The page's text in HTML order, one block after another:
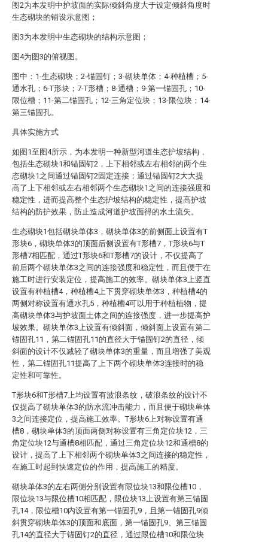
图2为本发明中护坡面的实际倾斜角度大于设定倾斜角度时
生态砌块的铺设示意图；
图3为本发明中生态砌块的结构示意图；
图4为图3的俯视图。
图中：1-生态砌块；2-锚固钉；3-砌块单体；4-种植槽；5-
通水孔；6-T形块；7-T形槽；8-通槽；9-第一锚固孔；10-
限位槽；11-第二锚固孔；12-三角定位块；13-限位块；14-
第三锚固孔。
具体实施方式
如图1至图4所示，为本发明一种新型河道生态护坡结构，
包括生态砌块1和锚固钉2，上下相邻或左右相邻的两个生
态砌块1之间通过锚固钉2固定连接；通过锚固钉2大大提
高了上下相邻或左右相邻两个生态砌块1之间的连接强度和
稳定性，进而提高整个生态护坡结构的稳定性，提高护坡
结构的防护效果，防止造成河道护坡面得的水土流失。
生态砌块1包括砌块单体3，砌块单体3的前侧面上设置有T
形块6，砌块单体3的顶面后侧设置有T形槽7，T形块6与T
形槽7相匹配，通过T形块6和T形槽7的设计，不仅提高了
前后两个砌块单体3之间的连接强度和稳定性，而且便于在
施工时进行安装定位，提高施工的效率。砌块单体3上竖直
设置有种植槽4，种植槽4上下贯穿砌块单体3，种植槽4的
两侧对称设置有通水孔5，种植槽4可以用于种植植物，提
高砌块单体3与护坡面土体之间的连接强度，进一步提高护
坡效果。砌块单体3上设置有倾斜面，倾斜面上设置有第二
锚固孔11，第二锚固孔11的直径大于锚固钉2的直径，倾
斜面的设计不仅减轻了砌块单体3的重量，而且增强了美观
性，第二锚固孔11提高了上下两个砌块单体3连接时的稳
定性和可靠性。
T形块6和T形槽7上均设置有波浪条纹，破浪条纹的设计不
仅提高了砌块单体3的防水流冲击能力，而且便于砌块单体
3之间连接定位，提高施工效率。T形块6上对称设置有通
槽8，砌块单体3的顶面两侧对称设置有三角定位块12，三
角定位块12与通槽8相匹配，通过三角定位块12和通槽8的
设计，提高了上下相邻两个砌块单体3之间连接的稳定性，
在施工时起到快速定位的作用，提高施工的精度。
砌块单体3的左右两侧分别设置有限位块13和限位槽10，
限位块13与限位槽10相匹配，限位块13上设置有第三锚固
孔14，限位槽10内设置有第一锚固孔9，且第一锚固孔9倾
斜贯穿砌块单体3的顶面和底面，第一锚固孔9、第三锚固
孔14的直径大于锚固钉2的直径，通过限位槽10和限位块